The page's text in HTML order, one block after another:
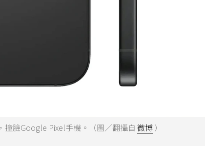
臉Google Pixel手機。（圖／翻攝自 微博）